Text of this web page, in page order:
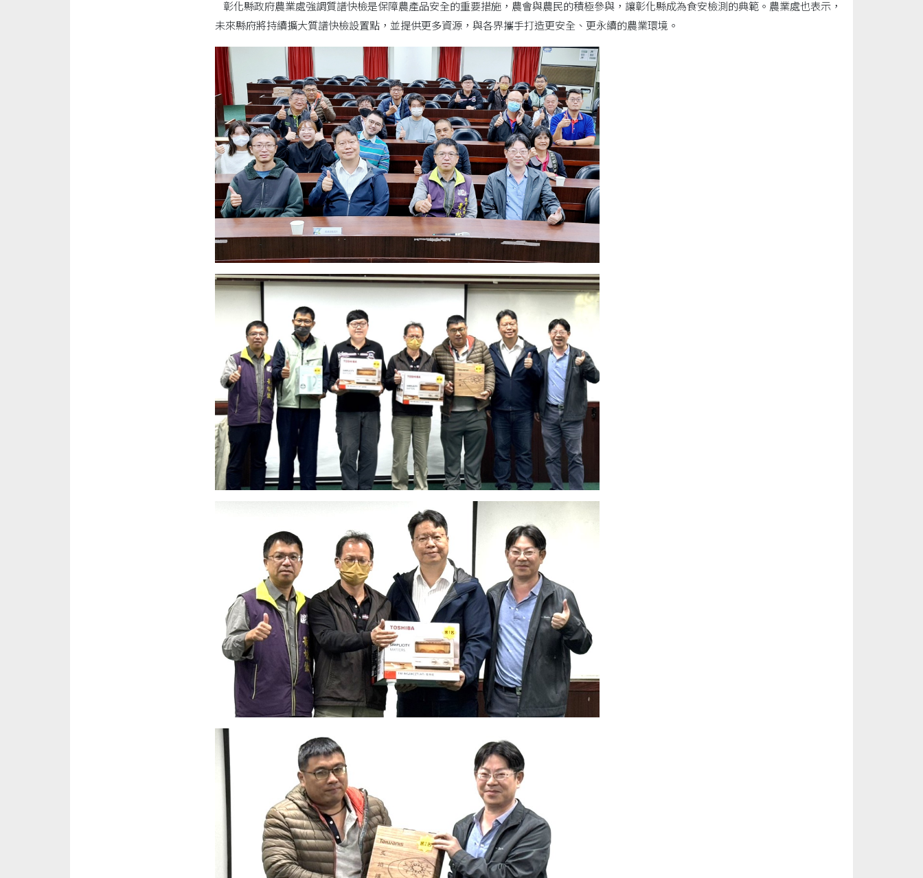
彰化縣政府農業處強調質譜快檢是保障農產品安全的重要措施，農會與農民的積極參與，讓彰化縣成為食安檢測的典範。農業處也表示，
未來縣府將持續擴大質譜快檢設置點，並提供更多資源，與各界攜手打造更安全、更永續的農業環境。